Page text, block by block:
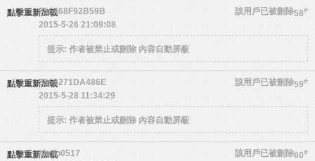
點擊重新加載 58#
556468F92B59B
該用戶已被刪除
2015-5-26 21:09:08
提示: 作者被禁止或刪除 內容自動屏蔽
點擊重新加載 59#
5565271DA486E
該用戶已被刪除
2015-5-28 11:34:29
提示: 作者被禁止或刪除 內容自動屏蔽
點擊重新加載 60#
cholo0517
該用戶已被刪除